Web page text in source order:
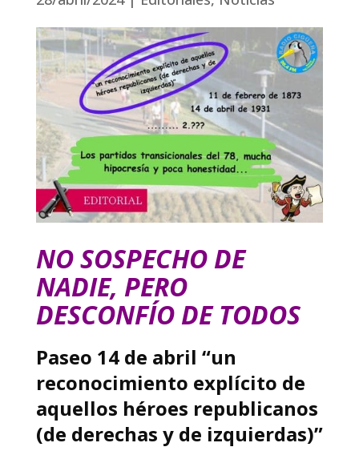
NO SOSPECHO DE
NADIE, PERO
DESCONFÍO DE TODOS
Paseo 14 de abril “un
reconocimiento explícito de
aquellos héroes republicanos
(de derechas y de izquierdas)”